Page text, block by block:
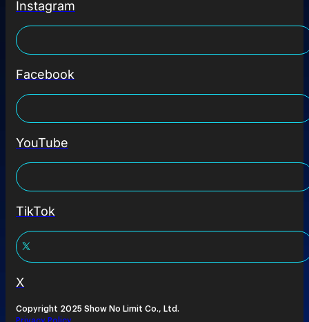
Instagram
Facebook
YouTube
TikTok
X
Copyright 2025 Show No Limit Co., Ltd.
Privacy Policy